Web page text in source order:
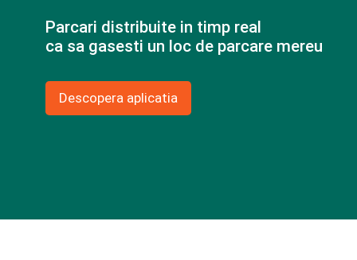
Parcari distribuite in timp real
ca sa gasesti un loc de parcare mereu
Descopera aplicatia